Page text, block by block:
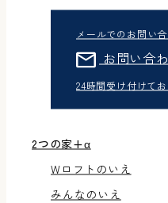
メールでのお問い
お問い合
24時間受け付けて
2つの家+α
Wロフトのいえ
みんなのいえ